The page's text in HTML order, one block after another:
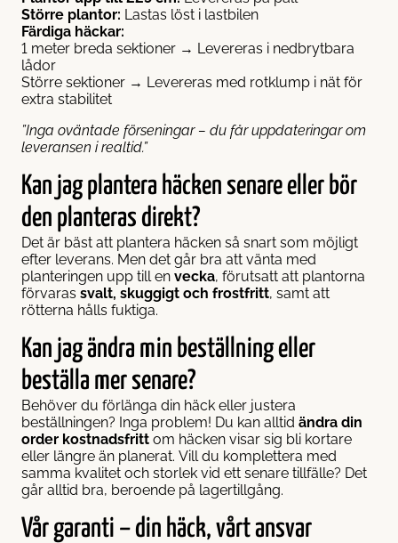
Större plantor: Lastas löst i lastbilen
Färdiga häckar:
1 meter breda sektioner → Levereras i nedbrytbara
lådor
Större sektioner → Levereras med rotklump i nät för
extra stabilitet
”Inga oväntade förseningar – du får uppdateringar om
leveransen i realtid.”
Kan jag plantera häcken senare eller bör
den planteras direkt?
Det är bäst att plantera häcken så snart som möjligt
efter leverans. Men det går bra att vänta med
planteringen upp till en vecka, förutsatt att plantorna
förvaras svalt, skuggigt och frostfritt, samt att
rötterna hålls fuktiga.
Kan jag ändra min beställning eller
beställa mer senare?
Behöver du förlänga din häck eller justera
beställningen? Inga problem! Du kan alltid ändra din
order kostnadsfritt om häcken visar sig bli kortare
eller längre än planerat. Vill du komplettera med
samma kvalitet och storlek vid ett senare tillfälle? Det
går alltid bra, beroende på lagertillgång.
Vår garanti – din häck, vårt ansvar